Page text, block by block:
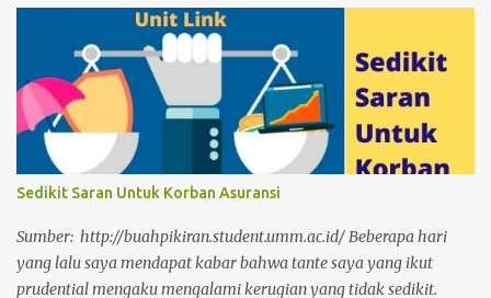
Saya berkemungkinan besar lolos tes dan saya memilih
penempatan di Universitas Papua. Karena sekali lagi niat saya
hanya sebatas mengikuti tes, bukan untuk lolos. Perlahan tapi
pasti hasil tes tersebut mengubah hidup saya, yang awalnya akan
menjadi pemilik sekaligus penjaga toko kini harus mengubah
kiblat menjadi pegawai. Tentunya tak semudah mengubah kiblat
sholat dari Baitul Maqdis ke Mekkah. Karena sudah terlampau
bukankah berubah dan beradaptasi adalah cara bertahan hidup
menurut Prof. Rhenald Kasali. Yg menyebabkan P1/TMS apa ya
min? — Bunga ...
Sedikit Saran Untuk Korban Asuransi
Sumber: http://buahpikiran.student.umm.ac.id/ Beberapa hari
yang lalu saya mendapat kabar bahwa tante saya yang ikut
prudential mengaku mengalami kerugian yang tidak sedikit.